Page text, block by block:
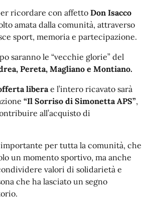
ricordare con affetto Don Isacco
amata dalla comunità, attraverso
sport, memoria e partecipazione.
saranno le “vecchie glorie” del
Pereta, Magliano e Montiano.
libera e l’intero ricavato sarà
“Il Sorriso di Simonetta APS”,
all’acquisto di
per tutta la comunità, che
un momento sportivo, ma anche
valori di solidarietà e
che ha lasciato un segno